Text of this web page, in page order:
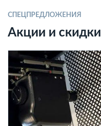
СПЕЦПРЕДЛОЖЕНИЯ
Акции и скидки